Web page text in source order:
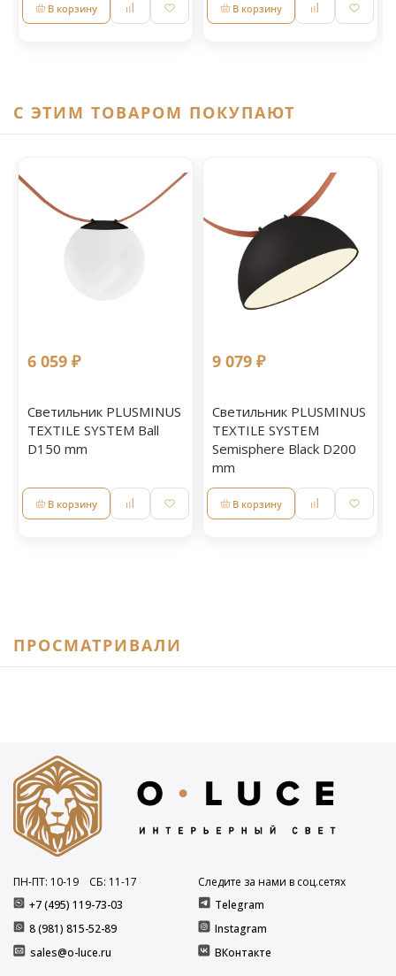
В корзину В корзину
C ЭТИМ ТОВАРОМ ПОКУПАЮТ
6 059 ₽
Светильник PLUSMINUS
TEXTILE SYSTEM Ball
D150 mm
В корзину
9 079 ₽
Светильник PLUSMINUS
TEXTILE SYSTEM
Semisphere Black D200
mm
В корзину
ПРОСМАТРИВАЛИ
+7 (495) 119-73-03
8 (981) 815-52-89
ПН-ПТ: 10-19 СБ: 11-17
sales@o-luce.ru
Следите за нами в соц.сетях
Telegram
Instagram
ВКонтакте